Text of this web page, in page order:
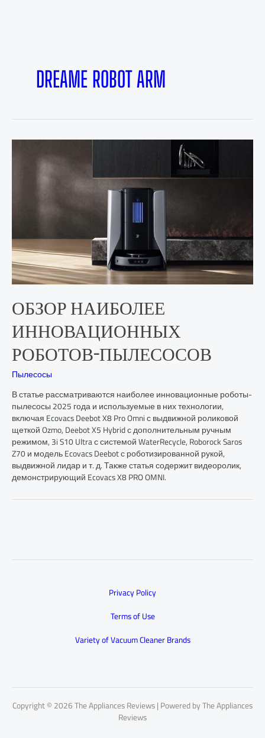
DREAME ROBOT ARM
ОБЗОР НАИБОЛЕЕ
ИННОВАЦИОННЫХ
РОБОТОВ-ПЫЛЕСОСОВ
Пылесосы
В статье рассматриваются наиболее инновационные роботы-
пылесосы 2025 года и используемые в них технологии,
включая Ecovacs Deebot X8 Pro Omni с выдвижной роликовой
щеткой Ozmo, Deebot X5 Hybrid с дополнительным ручным
режимом, 3i S10 Ultra с системой WaterRecycle, Roborock Saros
Z70 и модель Ecovacs Deebot с роботизированной рукой,
выдвижной лидар и т. д. Также статья содержит видеоролик,
демонстрирующий Ecovacs X8 PRO OMNI.
Privacy Policy
Terms of Use
Variety of Vacuum Cleaner Brands
Copyright © 2026 The Appliances Reviews | Powered by The Appliances
Reviews